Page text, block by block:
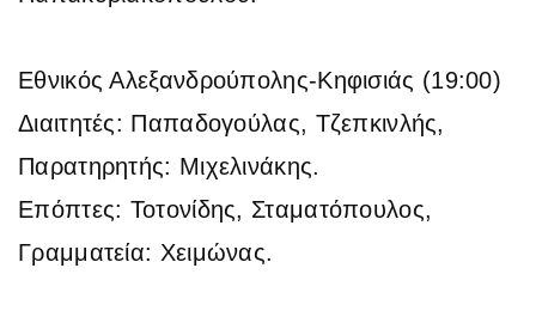
Εθνικός Αλεξανδρούπολης-Κηφισιάς (19:00)
Διαιτητές: Παπαδογούλας, Τζεπκινλής,
Παρατηρητής: Μιχελινάκης.
Επόπτες: Τοτονίδης, Σταματόπουλος,
Γραμματεία: Χειμώνας.